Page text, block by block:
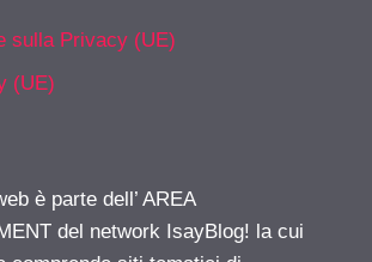
sulla Privacy (UE)
(UE)
è parte dell’ AREA
del network IsayBlog! la cui